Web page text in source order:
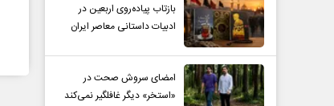
بازتاب پیاده‌روی اربعین در
ادبیات داستانی معاصر ایران
امضای سروش صحت در
«استخر» دیگر غافلگیر نمی‌کند